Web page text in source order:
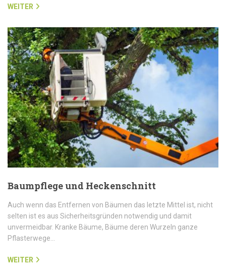
WEITER
Baumpflege und Heckenschnitt
Auch wenn das Entfernen von Bäumen das letzte Mittel ist, nicht
selten ist es aus Sicherheitsgründen notwendig und damit
unvermeidbar. Kranke Bäume, Bäume deren Wurzeln ganze
Pflasterwege…
WEITER